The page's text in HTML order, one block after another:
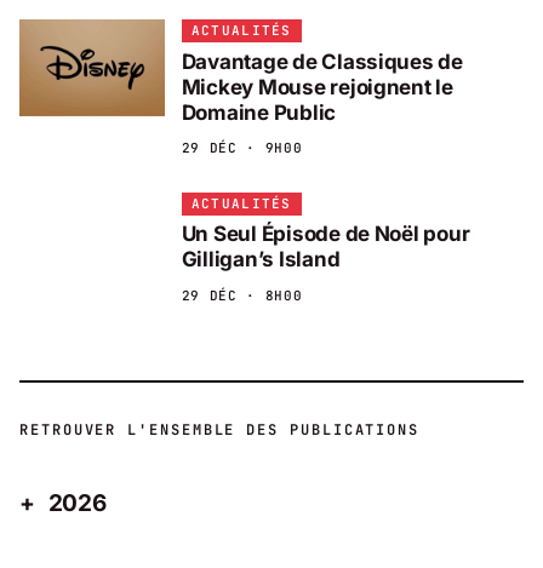
ACTUALITÉS
Davantage de Classiques de
Mickey Mouse rejoignent le
Domaine Public
29 DÉC · 9H00
ACTUALITÉS
Un Seul Épisode de Noël pour
Gilligan’s Island
29 DÉC · 8H00
RETROUVER L'ENSEMBLE DES PUBLICATIONS
2026